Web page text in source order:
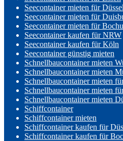
Seecontainer mieten für
Seecontainer mieten für
Seecontainer mieten für
Seecontainer kaufen für NRW
Seecontainer kaufen für Köln
Seecontainer günstig mieten
Schnellbaucontainer mieten
Schnellbaucontainer mieten
Schnellbaucontainer mieten
Schnellbaucontainer mieten
Schnellbaucontainer mieten
Schiffcontainer
Schiffcontainer mieten
Schiffcontainer kaufen für
Schiffcontainer kaufen für